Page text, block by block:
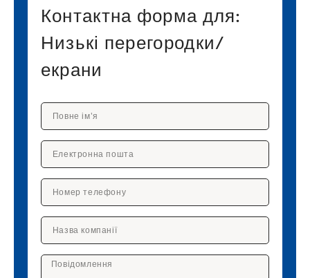
Контактна форма для:
Низькі перегородки/
екрани